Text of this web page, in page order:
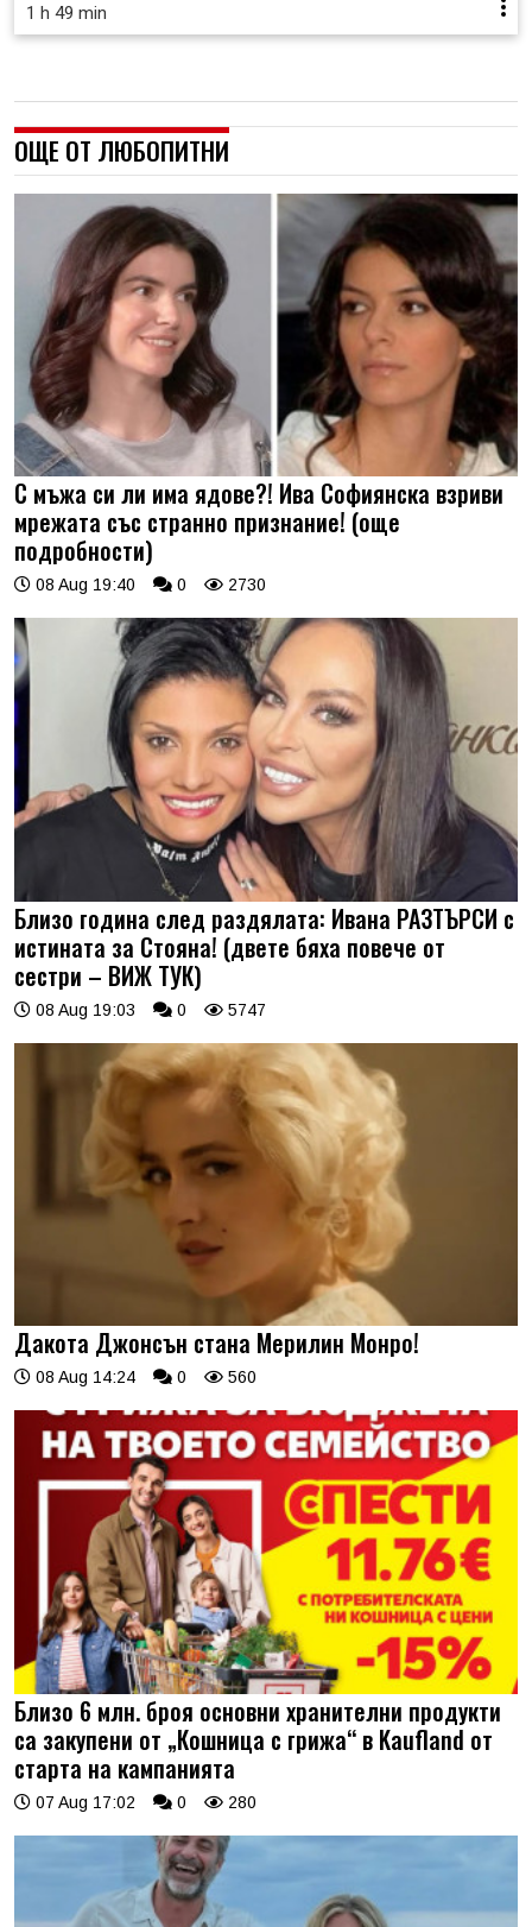
1 h 49 min
ОЩЕ ОТ ЛЮБОПИТНИ
С мъжа си ли има ядове?! Ива Софиянска взриви
мрежата със странно признание! (още
подробности)
08 Aug 19:40 0 2730
Близо година след раздялата: Ивана РАЗТЪРСИ с
истината за Стояна! (двете бяха повече от
сестри – ВИЖ ТУК)
08 Aug 19:03 0 5747
Дакота Джонсън стана Мерилин Монро!
08 Aug 14:24 0 560
Близо 6 млн. броя основни хранителни продукти
са закупени от „Кошница с грижа“ в Kaufland от
старта на кампанията
07 Aug 17:02 0 280